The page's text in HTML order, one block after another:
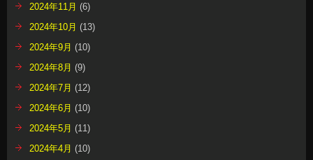
2024年11月 (6)
2024年10月 (13)
2024年9月 (10)
2024年8月 (9)
2024年7月 (12)
2024年6月 (10)
2024年5月 (11)
2024年4月 (10)